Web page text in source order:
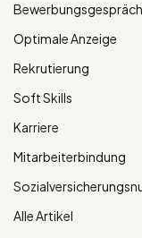
Bewerbungsgespräch
Optimale Anzeige
Rekrutierung
Soft Skills
Karriere
Mitarbeiterbindung
Alle Artikel